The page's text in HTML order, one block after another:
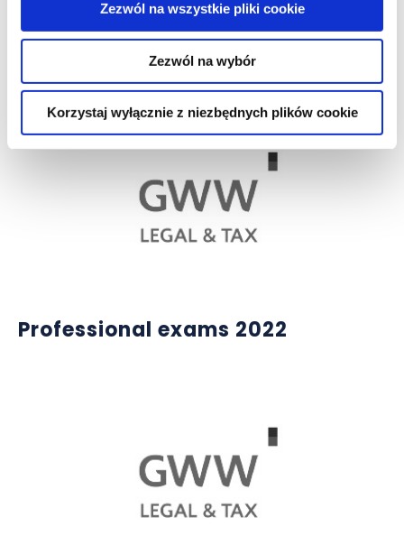
Zezwól na wszystkie pliki cookie
Zezwól na wybór
Korzystaj wyłącznie z niezbędnych plików cookie
A formal breach does not always
invalidate a resolution
Professional exams 2022